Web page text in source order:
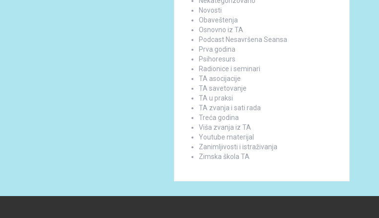
Novosti
Obaveštenja
Osnovno iz TA
Podcast Nesavršena Seansa
Prva godina
Psihoresurs
Radionice i seminari
TA asocijacije
TA savetovanje
TA u praksi
TA zvanja i sati rada
Treća godina
Viša zvanja iz TA
Youtube materijal
Zanimljivosti i istraživanja
Zimska škola TA